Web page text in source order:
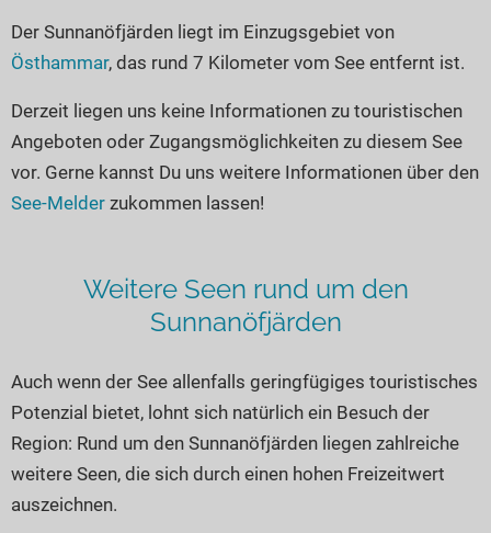
Österreich
Frankreich
Niederlande
Schweden
alle Länder…
Der Sunnanöfjärden liegt im Einzugsgebiet von
Östhammar, das rund 7 Kilometer vom See entfernt ist.
Derzeit liegen uns keine Informationen zu touristischen
Angeboten oder Zugangsmöglichkeiten zu diesem See
vor. Gerne kannst Du uns weitere Informationen über den
See-Melder zukommen lassen!
Weitere Seen rund um den
Sunnanöfjärden
Auch wenn der See allenfalls geringfügiges touristisches
Potenzial bietet, lohnt sich natürlich ein Besuch der
Region: Rund um den Sunnanöfjärden liegen zahlreiche
weitere Seen, die sich durch einen hohen Freizeitwert
auszeichnen.